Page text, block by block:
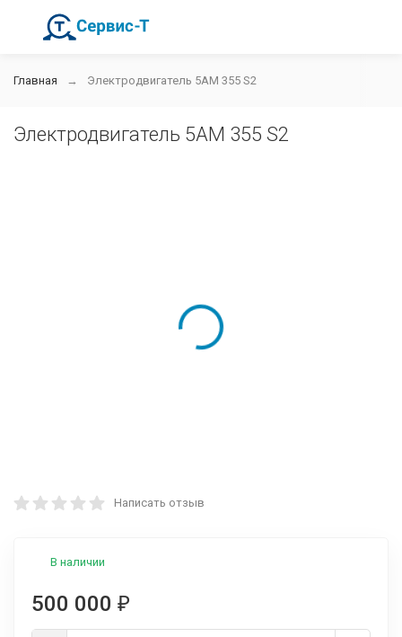
Главная Электродвигатель 5АМ 355 S2
Электродвигатель 5АМ 355 S2
Написать отзыв
В наличии
500 000 ₽